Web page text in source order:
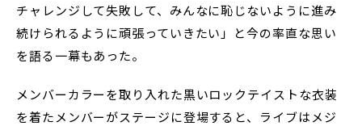
チャレンジして失敗して、みんなに恥じないように進み
続けられるように頑張っていきたい」と今の率直な思い
を語る一幕もあった。
メンバーカラーを取り入れた黒いロックテイストな衣装
を着たメンバーがステージに登場すると、ライブはメジ